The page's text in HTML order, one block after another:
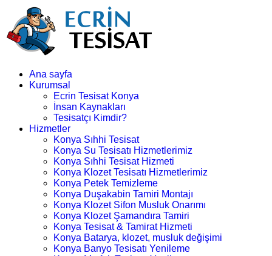
Ana sayfa
Kurumsal
Ecrin Tesisat Konya
İnsan Kaynakları
Tesisatçı Kimdir?
Hizmetler
Konya Sıhhi Tesisat
Konya Su Tesisatı Hizmetlerimiz
Konya Sıhhi Tesisat Hizmeti
Konya Klozet Tesisatı Hizmetlerimiz
Konya Petek Temizleme
Konya Duşakabin Tamiri Montajı
Konya Klozet Sifon Musluk Onarımı
Konya Klozet Şamandıra Tamiri
Konya Tesisat & Tamirat Hizmeti
Konya Batarya, klozet, musluk değişimi
Konya Banyo Tesisatı Yenileme